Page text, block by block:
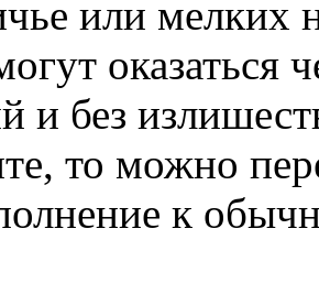
или мелких
оказаться
и без
то можно
к